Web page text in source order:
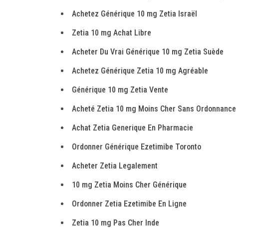
Achetez Générique 10 mg Zetia Israël
Zetia 10 mg Achat Libre
Acheter Du Vrai Générique 10 mg Zetia Suède
Achetez Générique Zetia 10 mg Agréable
Générique 10 mg Zetia Vente
Acheté Zetia 10 mg Moins Cher Sans Ordonnance
Achat Zetia Generique En Pharmacie
Ordonner Générique Ezetimibe Toronto
Acheter Zetia Legalement
10 mg Zetia Moins Cher Générique
Ordonner Zetia Ezetimibe En Ligne
Zetia 10 mg Pas Cher Inde